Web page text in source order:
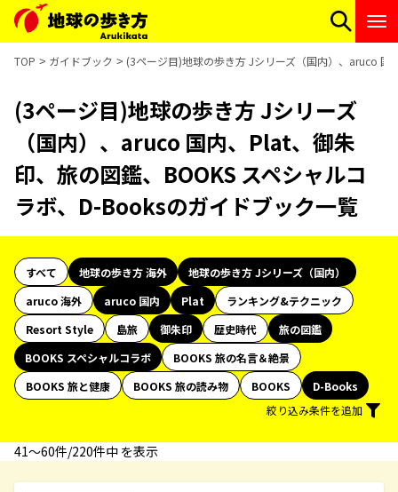
TOP ガイドブック (3ページ目)地球の歩き方 Jシリーズ（国内）、aruco
(3ページ目)地球の歩き方 Jシリーズ
（国内）、aruco 国内、Plat、御朱
印、旅の図鑑、BOOKS スペシャルコ
ラボ、D-Booksのガイドブック一覧
すべて 地球の歩き方 海外
地球の歩き方 Jシリーズ（国内）
aruco 海外
aruco 国内 Plat
ランキング&テクニック
Resort Style
島旅 御朱印 歴史時代
旅の図鑑
BOOKS スペシャルコラボ
BOOKS 旅の名言＆絶景
BOOKS 旅と健康
BOOKS 旅の読み物 BOOKS
D-Books
絞り込み条件を追加
41〜60件/220件中 を表示